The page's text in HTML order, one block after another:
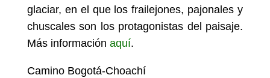
glaciar, en el que los frailejones, pajonales y
chuscales son los protagonistas del paisaje.
Más información aquí.
Camino Bogotá-Choachí